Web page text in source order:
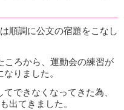
順調に公文の宿題をこなし
ころから、運動会の練習が
りました。
できなくなってきた為、
出てきました。